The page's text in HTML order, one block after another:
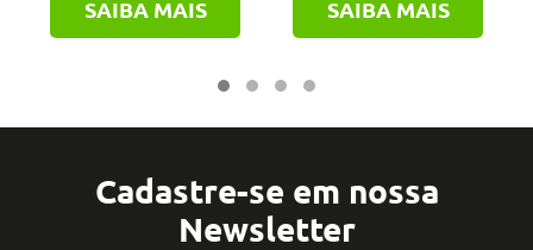
SAIBA MAIS SAIBA MAIS
Cadastre-se em nossa
Newsletter